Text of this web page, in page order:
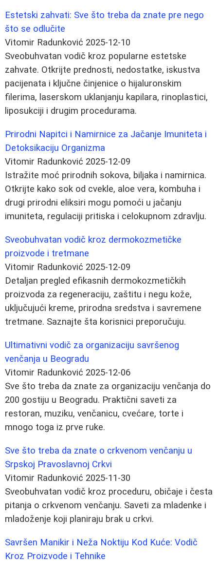
Estetski zahvati: Sve što treba da znate pre nego
što se odlučite
Vitomir Radunković 2025-12-10
Sveobuhvatan vodič kroz popularne estetske
zahvate. Otkrijte prednosti, nedostatke, iskustva
pacijenata i ključne činjenice o hijaluronskim
filerima, laserskom uklanjanju kapilara, rinoplastici,
liposukciji i drugim procedurama.
Prirodni Napitci i Namirnice za Jačanje Imuniteta i
Detoksikaciju Organizma
Vitomir Radunković 2025-12-09
Istražite moć prirodnih sokova, biljaka i namirnica.
Otkrijte kako sok od cvekle, aloe vera, kombuha i
drugi prirodni eliksiri mogu pomoći u jačanju
imuniteta, regulaciji pritiska i celokupnom zdravlju.
Sveobuhvatan vodič kroz dermokozmetičke
proizvode i tretmane
Vitomir Radunković 2025-12-09
Detaljan pregled efikasnih dermokozmetičkih
proizvoda za regeneraciju, zaštitu i negu kože,
uključujući kreme, prirodna sredstva i savremene
tretmane. Saznajte šta korisnici preporučuju.
Ultimativni vodič za organizaciju savršenog
venčanja u Beogradu
Vitomir Radunković 2025-12-06
Sve što treba da znate za organizaciju venčanja do
200 gostiju u Beogradu. Praktični saveti za
restoran, muziku, venčanicu, cvećare, torte i
mnogo toga iz prve ruke.
Sve što treba da znate o crkvenom venčanju u
Srpskoj Pravoslavnoj Crkvi
Vitomir Radunković 2025-11-30
Sveobuhvatan vodič kroz proceduru, običaje i česta
pitanja o crkvenom venčanju. Saveti za mladenke i
mladoženje koji planiraju brak u crkvi.
Savršen Manikir i Neža Noktiju Kod Kuće: Vodič
Kroz Proizvode i Tehnike